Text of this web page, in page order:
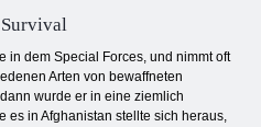
in dem Special Forces, und nimmt oft
Arten von bewaffneten
wurde er in eine ziemlich
es in Afghanistan stellte sich heraus,